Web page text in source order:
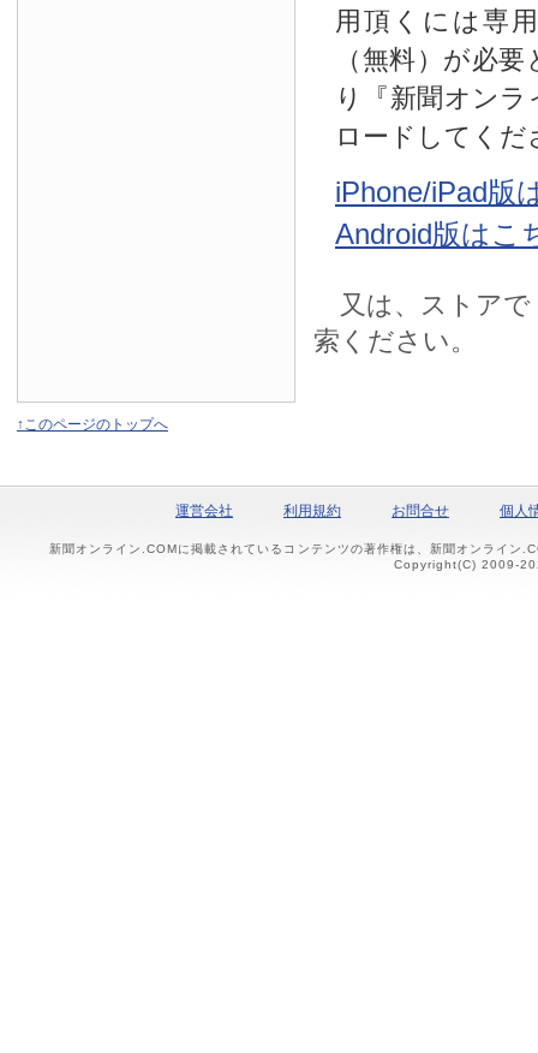
用頂くには専
（無料）が必
り『新聞オン
ロードしてくだ
iPhone/iPad版
Android版はこ
又は、ストアで
索ください。
↑このページのトップへ
運営会社 利用規約 お問合せ 個人
新聞オンライン.COMに掲載されているコンテンツの著作権は、新聞オンライン
Copyright(C) 2009-